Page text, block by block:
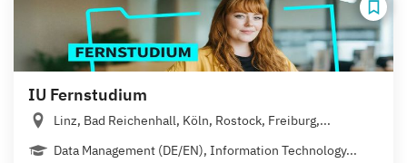
IU Fernstudium
Linz, Bad Reichenhall, Köln, Rostock, Freiburg,...
Data Management (DE/EN), Information Technology...